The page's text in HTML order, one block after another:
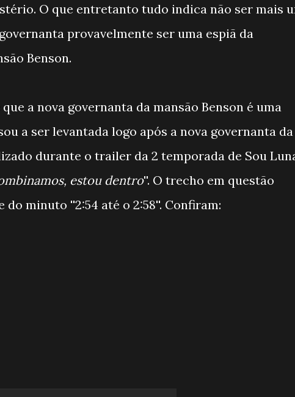
O que entretanto tudo indica não ser mais
provavelmente ser uma espiã da
Benson.
a nova governanta da mansão Benson é uma
a ser levantada logo após a nova governanta da
durante o trailer da 2 temporada de Sou
estou dentro''. O trecho em questão
minuto ''2:54 até o 2:58''. Confiram: